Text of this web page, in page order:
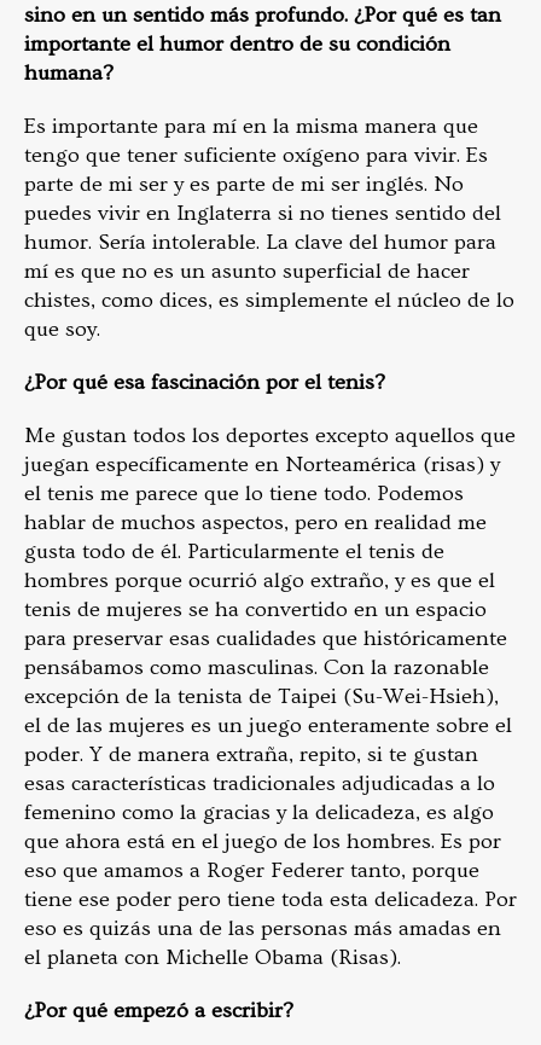
sino en un sentido más profundo. ¿Por qué es tan
importante el humor dentro de su condición
humana?
Es importante para mí en la misma manera que
tengo que tener suficiente oxígeno para vivir. Es
parte de mi ser y es parte de mi ser inglés. No
puedes vivir en Inglaterra si no tienes sentido del
humor. Sería intolerable. La clave del humor para
mí es que no es un asunto superficial de hacer
chistes, como dices, es simplemente el núcleo de lo
que soy.
¿Por qué esa fascinación por el tenis?
Me gustan todos los deportes excepto aquellos que
juegan específicamente en Norteamérica (risas) y
el tenis me parece que lo tiene todo. Podemos
hablar de muchos aspectos, pero en realidad me
gusta todo de él. Particularmente el tenis de
hombres porque ocurrió algo extraño, y es que el
tenis de mujeres se ha convertido en un espacio
para preservar esas cualidades que históricamente
pensábamos como masculinas. Con la razonable
excepción de la tenista de Taipei (Su-Wei-Hsieh),
el de las mujeres es un juego enteramente sobre el
poder. Y de manera extraña, repito, si te gustan
esas características tradicionales adjudicadas a lo
femenino como la gracias y la delicadeza, es algo
que ahora está en el juego de los hombres. Es por
eso que amamos a Roger Federer tanto, porque
tiene ese poder pero tiene toda esta delicadeza. Por
eso es quizás una de las personas más amadas en
el planeta con Michelle Obama (Risas).
¿Por qué empezó a escribir?